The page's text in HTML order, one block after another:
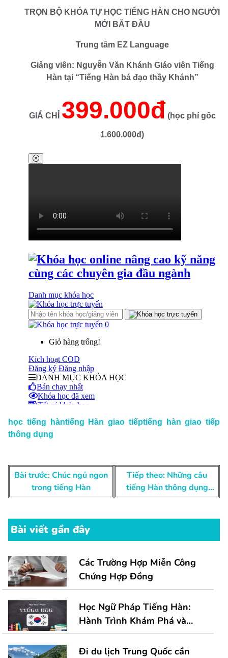
TRỌN BỘ KHÓA TỰ HỌC TIẾNG HÀN CHO NGƯỜI
MỚI BẮT ĐẦU
Trung tâm EZ Language
Giảng viên: Nguyễn Văn Khánh Giáo viên Tiếng
Hàn tại “Tiếng Hàn bá đạo thầy Khánh”
GIÁ CHỈ 399.000đ (học phí gốc
1.600.000đ)
học tiếng hàntiếng Hàn giao tiếptiếng hàn giao tiếp
thông dụng
Điều
hướng
bài
viết
Bài trước: Chúc ngủ ngon
trong tiếng Hàn
Tiếp theo: Những câu
tiếng Hàn thông dụng
trong giao tiếp hàng ngày
Bài viết gần đây
Các Trường Hợp Miễn Công
Chứng Hợp Đồng
Học Ngữ Pháp Tiếng Hàn:
Hành Trình Khám Phá và
Vượt Qua Thử Thách
Đi du lịch Trung Quốc cần